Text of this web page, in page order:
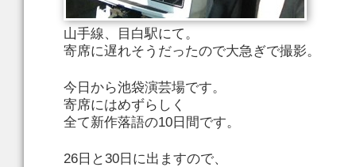
山手線、目白駅にて。
寄席に遅れそうだったので大急ぎで撮影。
今日から池袋演芸場です。
寄席にはめずらしく
全て新作落語の10日間です。
26日と30日に出ますので、